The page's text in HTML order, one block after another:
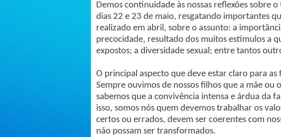
Demos continuidade às nossas reflexões sobre
dias 22 e 23 de maio, resgatando importantes
realizado em abril, sobre o assunto: a
precocidade, resultado dos muitos estímulos a
expostos; a diversidade sexual; entre tantos
O principal aspecto que deve estar claro para as
Sempre ouvimos de nossos filhos que a mãe ou
sabemos que a convivência intensa e árdua da
isso, somos nós quem devemos trabalhar os
certos ou errados, devem ser coerentes com
não possam ser transformados.